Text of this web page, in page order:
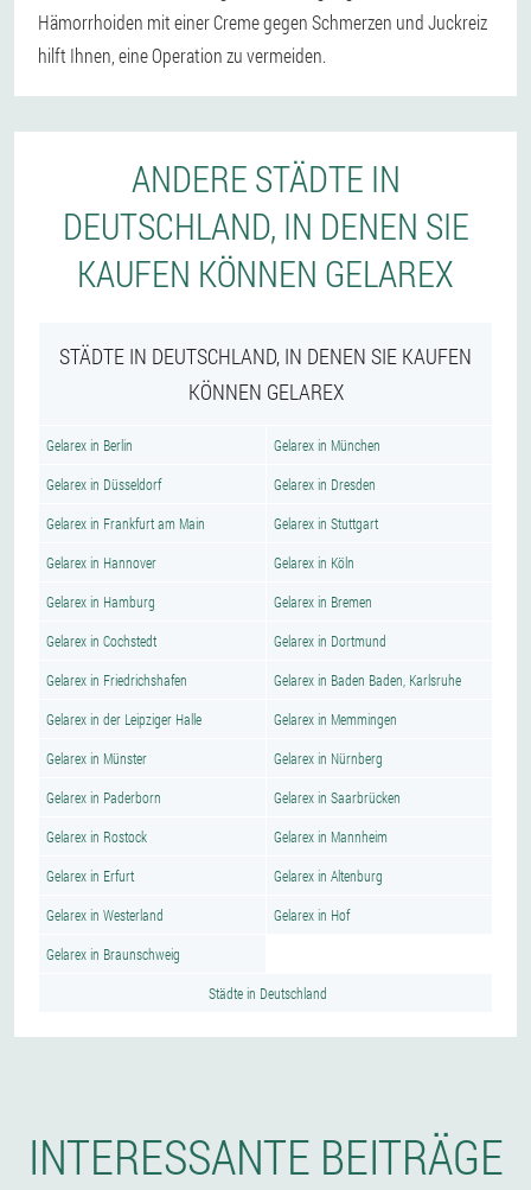
Hämorrhoiden mit einer Creme gegen Schmerzen und Juckreiz
hilft Ihnen, eine Operation zu vermeiden.
ANDERE STÄDTE IN
DEUTSCHLAND, IN DENEN SIE
KAUFEN KÖNNEN GELAREX
STÄDTE IN DEUTSCHLAND, IN DENEN SIE KAUFEN
KÖNNEN GELAREX
Gelarex in Berlin Gelarex in München
Gelarex in Düsseldorf Gelarex in Dresden
Gelarex in Frankfurt am Main Gelarex in Stuttgart
Gelarex in Hannover Gelarex in Köln
Gelarex in Hamburg Gelarex in Bremen
Gelarex in Cochstedt Gelarex in Dortmund
Gelarex in Friedrichshafen Gelarex in Baden Baden, Karlsruhe
Gelarex in der Leipziger Halle Gelarex in Memmingen
Gelarex in Münster Gelarex in Nürnberg
Gelarex in Paderborn Gelarex in Saarbrücken
Gelarex in Rostock Gelarex in Mannheim
Gelarex in Erfurt Gelarex in Altenburg
Gelarex in Westerland Gelarex in Hof
Gelarex in Braunschweig
Städte in Deutschland
INTERESSANTE BEITRÄGE